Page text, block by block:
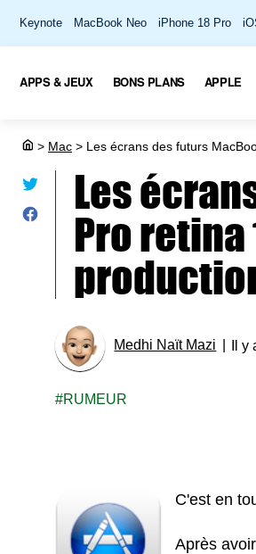
Keynote MacBook Neo iPhone 18 Pro
APPS & JEUX BONS PLANS APPLE
> Mac > Les écrans des futurs
Les
Pro
Medhi Naït Mazi Il
RUMEUR
C'est en
Après